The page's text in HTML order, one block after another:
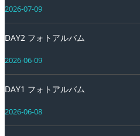
2026-07-09
DAY2 フォトアルバム
2026-06-09
DAY1 フォトアルバム
2026-06-08